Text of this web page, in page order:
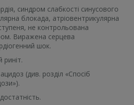
синдром слабкості синусового
блокада, атріовентрикулярна
ступеня, не контрольована
Виражена серцева
шок.
риніт.
(див. розділ «Спосіб